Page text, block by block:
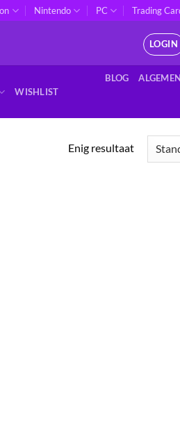
Nintendo PC Trading
LOGIN
WISHLIST
BLOG
Enig resultaat